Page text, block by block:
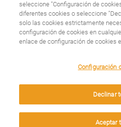
X
Condiciones
Protección de Datos:
seleccione "Configuración de
diferentes cookies o seleccione
solo las cookies estrictamente
configuración de cookies en
enlace de configuración de cookies
Configuración
Declinar
Aceptar
We use cookies on this site to
giving your consent for us to